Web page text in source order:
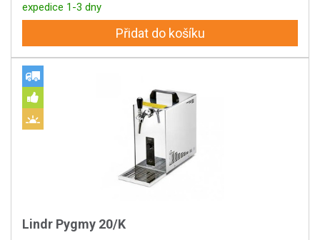
expedice 1-3 dny
Přidat do košíku
Lindr Pygmy 20/K